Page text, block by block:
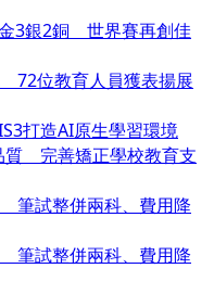
3銀2銅 世界賽再創佳
72位教育人員獲表揚展
打造AI原生學習環境
質 完善矯正學校教育支
筆試整併兩科、費用降
筆試整併兩科、費用降